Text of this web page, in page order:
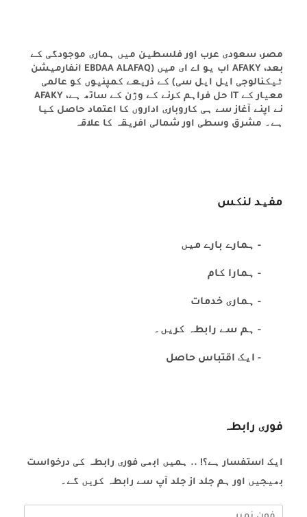
مصر، سعودی عرب اور فلسطین میں ہماری موجودگی کے
بعد، AFAKY اب یو اے ای میں (EBDAA ALAFAQ انفارمیشن
ٹیکنالوجی ایل ایل سی) کے ذریعے کمپنیوں کو عالمی
معیار کے IT حل فراہم کرنے کے وژن کے ساتھ ہے، AFAKY
نے اپنے آغاز سے ہی کاروباری اداروں کا اعتماد حاصل کیا
ہے۔ مشرق وسطی اور شمالی افریقہ کا علاقہ
مفید لنکس
- ہمارے بارے میں
- ہمارا کام
- ہماری خدمات
- ہم سے رابطہ کریں۔
- ایک اقتباس حاصل
فوری رابطہ
ایک استفسار ہے؟! .. ہمیں ابھی فوری رابطہ کی درخواست
بھیجیں اور ہم جلد از جلد آپ سے رابطہ کریں گے۔